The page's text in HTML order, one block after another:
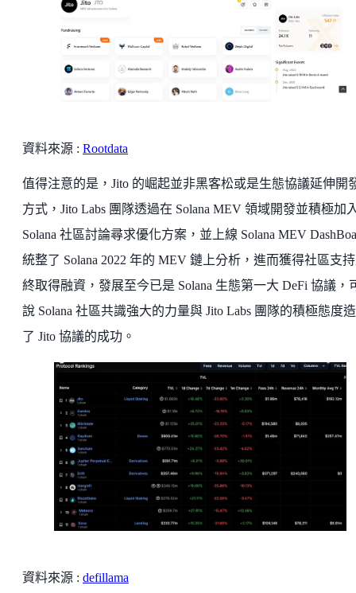
資料來源 : Rootdata
值得注意的是，Jito 的崛起並非黑客松或是生態協議延伸開
方式，Jito Labs 團隊透過在 Solana MEV 領域開發並積極加
Solana 社區討論尋求優化方案，並上線 Solana MEV
統整了 Solana 2022 年的 MEV 鏈上分析，進而獲得社區支
終取得融資，發展至今已是 Solana 生態第一大 DeFi 協議，
說 Solana 社區共識強大的力量與 Jito Labs 團隊的積極態度
了 Jito 協議的成功。
資料來源 : defillama